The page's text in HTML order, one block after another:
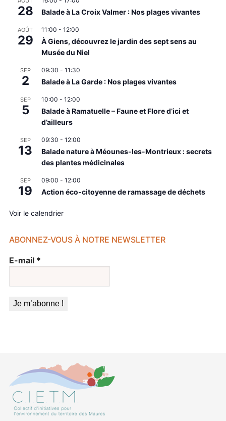
28 Balade à La Croix Valmer : Nos plages vivantes
AOÛT
29
11:00 - 12:00
À Giens, découvrez le jardin des sept sens au
Musée du Niel
SEP
2
09:30 - 11:30
Balade à La Garde : Nos plages vivantes
SEP
5
10:00 - 12:00
Balade à Ramatuelle – Faune et Flore d’ici et
d’ailleurs
SEP
13
09:30 - 12:00
Balade nature à Méounes-les-Montrieux : secrets
des plantes médicinales
SEP
19
09:00 - 12:00
Action éco-citoyenne de ramassage de déchets
Voir le calendrier
ABONNEZ-VOUS À NOTRE NEWSLETTER
E-mail *